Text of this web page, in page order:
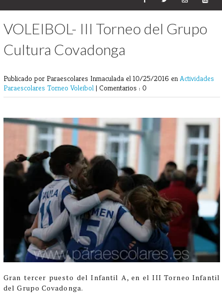
VOLEIBOL- III Torneo del Grupo
Cultura Covadonga
Publicado por Paraescolares Inmaculada el 10/25/2016 en Actividades
Paraescolares Torneo Voleibol | Comentarios : 0
Gran tercer puesto del Infantil A, en el III Torneo Infantil
del Grupo Covadonga.